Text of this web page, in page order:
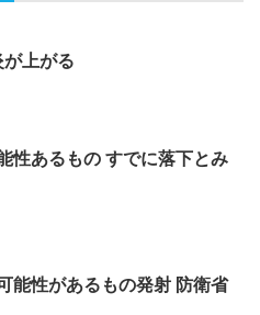
上がる
性あるもの すでに落下とみ
能性があるもの発射 防衛省